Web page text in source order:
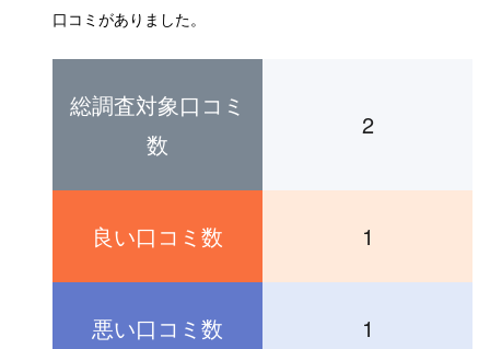
口コミがありました。
総調査対象口コミ
数
2
良い口コミ数 1
悪い口コミ数 1